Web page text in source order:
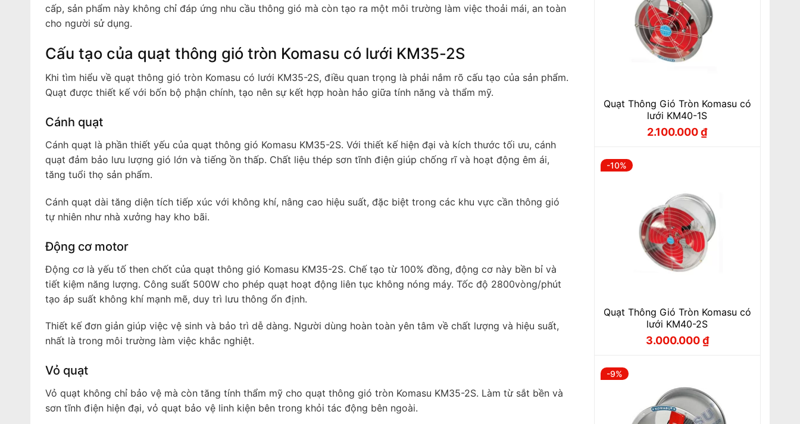
cấp, sản phẩm này không chỉ đáp ứng nhu cầu thông gió mà còn tạo ra một môi trường làm việc thoải mái, an toàn
cho người sử dụng.
Cấu tạo của quạt thông gió tròn Komasu có lưới KM35-2S
Khi tìm hiểu về quạt thông gió tròn Komasu có lưới KM35-2S, điều quan trọng là phải nắm rõ cấu tạo của sản phẩm.
Quạt được thiết kế với bốn bộ phận chính, tạo nên sự kết hợp hoàn hảo giữa tính năng và thẩm mỹ.
Cánh quạt
Cánh quạt là phần thiết yếu của quạt thông gió Komasu KM35-2S. Với thiết kế hiện đại và kích thước tối ưu, cánh
quạt đảm bảo lưu lượng gió lớn và tiếng ồn thấp. Chất liệu thép sơn tĩnh điện giúp chống rĩ và hoạt động êm ái,
tăng tuổi thọ sản phẩm.
Cánh quạt dài tăng diện tích tiếp xúc với không khí, nâng cao hiệu suất, đặc biệt trong các khu vực cần thông gió
tự nhiên như nhà xưởng hay kho bãi.
Động cơ motor
Động cơ là yếu tố then chốt của quạt thông gió Komasu KM35-2S. Chế tạo từ 100% đồng, động cơ này bền bỉ và
tiết kiệm năng lượng. Công suất 500W cho phép quạt hoạt động liên tục không nóng máy. Tốc độ 2800vòng/phút
tạo áp suất không khí mạnh mẽ, duy trì lưu thông ổn định.
Thiết kế đơn giản giúp việc vệ sinh và bảo trì dễ dàng. Người dùng hoàn toàn yên tâm về chất lượng và hiệu suất,
nhất là trong môi trường làm việc khắc nghiệt.
Vỏ quạt
Vỏ quạt không chỉ bảo vệ mà còn tăng tính thẩm mỹ cho quạt thông gió tròn Komasu KM35-2S. Làm từ sắt bền và
sơn tĩnh điện hiện đại, vỏ quạt bảo vệ linh kiện bên trong khỏi tác động bên ngoài.
Quạt Thông Gió Tròn Komasu có
lưới KM40-1S
Giá
2.100.000₫
Giá
-10%
Quạt Thông Gió Tròn Komasu có
lưới KM40-2S
Giá
3.000.000₫
Giá
-9%